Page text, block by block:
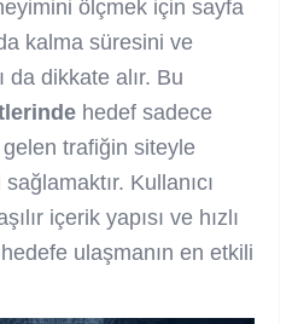
ölçmek için sayfa
kalma süresini ve
da dikkate alır. Bu
hedef sadece
trafiğin siteyle
Kullanıcı
içerik yapısı ve hızlı
ulaşmanın en etkili